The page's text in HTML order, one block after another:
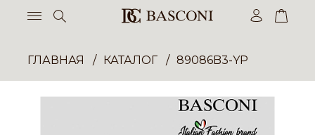
ГЛАВНАЯ КАТАЛОГ 89086B3-YP